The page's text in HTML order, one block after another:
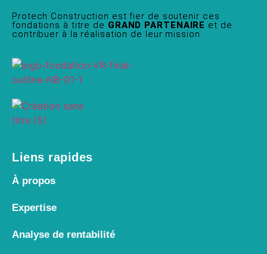
Protech Construction est fier de soutenir ces
fondations à titre de GRAND PARTENAIRE et de
contribuer à la réalisation de leur mission
Liens rapides
À propos
Expertise
Analyse de rentabilité